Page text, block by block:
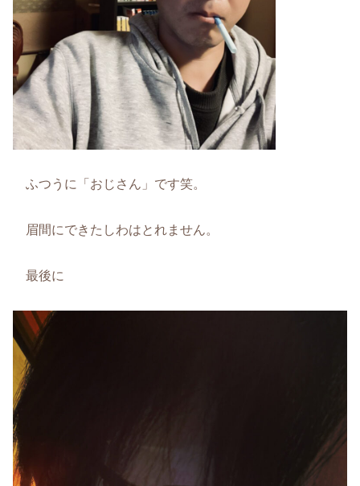
ふつうに「おじさん」です笑。
眉間にできたしわはとれません。
最後に